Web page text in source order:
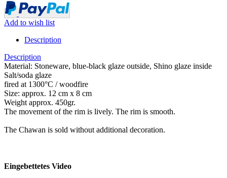
Add to wish list
Description
Description
Material: Stoneware, blue-black glaze outside, Shino glaze inside
Salt/soda glaze
fired at 1300°C / woodfire
Size: approx. 12 cm x 8 cm
Weight approx. 450gr.
The movement of the rim is lively. The rim is smooth.
The Chawan is sold without additional decoration.
Eingebettetes Video